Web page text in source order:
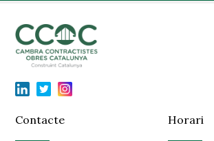
Contacte Horari